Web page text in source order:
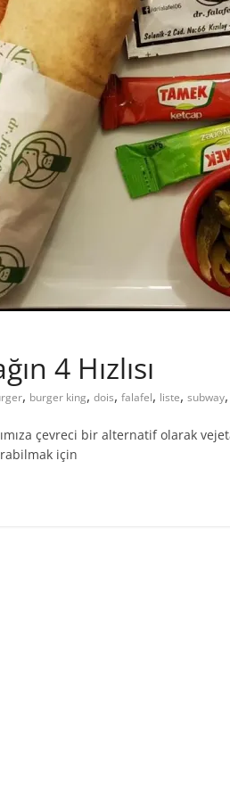
4 Hızlısı
, burger king, dois, falafel, liste, subway,
çevreci bir alternatif olarak
için